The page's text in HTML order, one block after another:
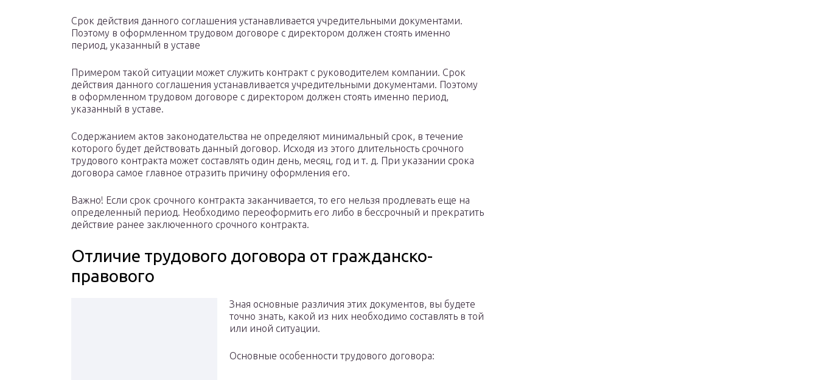
Срок действия данного соглашения устанавливается учредительными документами.
Поэтому в оформленном трудовом договоре с директором должен стоять именно
период, указанный в уставе
Примером такой ситуации может служить контракт с руководителем компании. Срок
действия данного соглашения устанавливается учредительными документами. Поэтому
в оформленном трудовом договоре с директором должен стоять именно период,
указанный в уставе.
Содержанием актов законодательства не определяют минимальный срок, в течение
которого будет действовать данный договор. Исходя из этого длительность срочного
трудового контракта может составлять один день, месяц, год и т. д. При указании срока
договора самое главное отразить причину оформления его.
Важно! Если срок срочного контракта заканчивается, то его нельзя продлевать еще на
определенный период. Необходимо переоформить его либо в бессрочный и прекратить
действие ранее заключенного срочного контракта.
Отличие трудового договора от гражданско-
правового
Зная основные различия этих документов, вы будете
точно знать, какой из них необходимо составлять в той
или иной ситуации.
Основные особенности трудового договора: